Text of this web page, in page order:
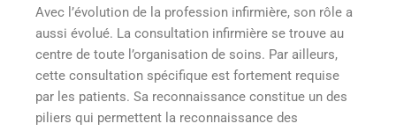
Avec l’évolution de la profession infirmière, son rôle a
aussi évolué. La consultation infirmière se trouve au
centre de toute l’organisation de soins. Par ailleurs,
cette consultation spécifique est fortement requise
par les patients. Sa reconnaissance constitue un des
piliers qui permettent la reconnaissance des